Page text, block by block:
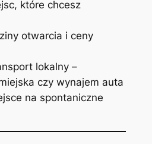
które chcesz
otwarcia i ceny
lokalny –
czy wynajem auta
na spontaniczne